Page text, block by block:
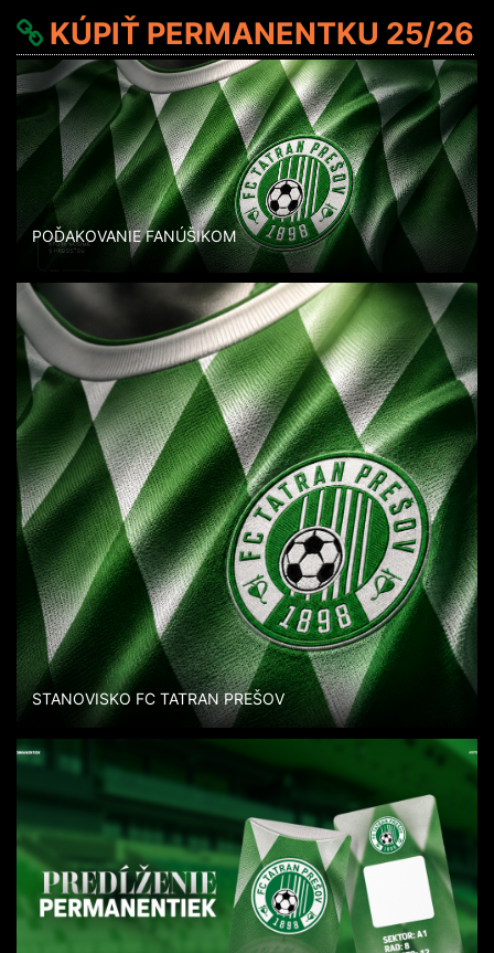
KÚPIŤ PERMANENTKU 25/26
POĎAKOVANIE FANÚŠIKOM
STANOVISKO FC TATRAN PREŠOV